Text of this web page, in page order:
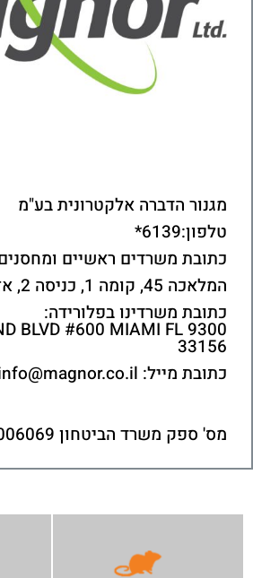
מגנור הדברה אלקטרונית בע"מ
טלפון:6139*
כתובת משרדים ראשיים
המלאכה 45, קומה 1, כניסה 2, אזו"הת פולג, נתניה
כתובת משרדינו בפלורידה:
BLVD #600 MIAMI FL
33156
כתובת מייל:
מס' ספק משרד הביטחון 11006069